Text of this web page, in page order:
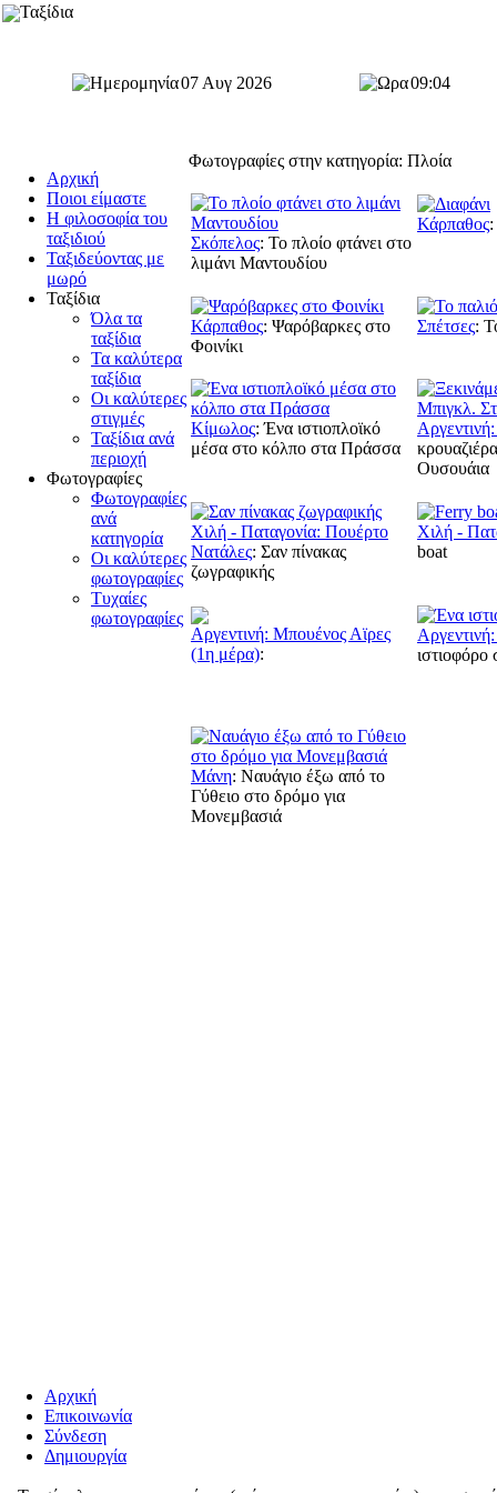
Ταξίδια
07 Αυγ 2026 09:04
Αρχική
Ποιοι είμαστε
Η φιλοσοφία του
ταξιδιού
Ταξιδεύοντας με
μωρό
Ταξίδια
Όλα τα
ταξίδια
Τα καλύτερα
ταξίδια
Οι καλύτερες
στιγμές
Ταξίδια ανά
περιοχή
Φωτογραφίες
Φωτογραφίες
ανά
κατηγορία
Οι καλύτερες
φωτογραφίες
Τυχαίες
φωτογραφίες
Φωτογραφίες στην κατηγορία: Πλοία
Σκόπελος: Το πλοίο φτάνει στο
λιμάνι Μαντουδίου
Κάρπαθος:
Κάρπαθος: Ψαρόβαρκες στο
Φοινίκι
Σπέτσες:
Κίμωλος:Ένα ιστιοπλοϊκό
μέσα στο κόλπο στα Πράσσα
Ουσουάια
Χιλή - Παταγονία: Πουέρτο
Νατάλες: Σαν πίνακας
ζωγραφικής
Χιλή -
boat
Αργεντινή: Μπουένος Αϊρες
(1η μέρα):
Μάνη: Ναυάγιο έξω από το
Γύθειο στο δρόμο για
Μονεμβασιά
Αρχική
Επικοινωνία
Σύνδεση
Δημιουργία